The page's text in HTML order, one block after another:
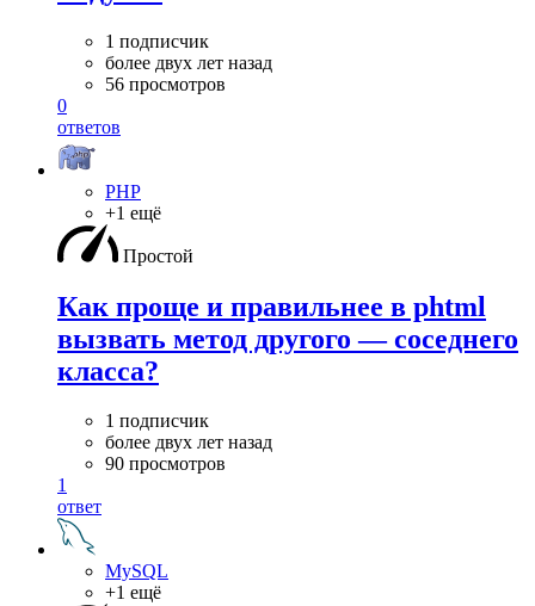
1 подписчик
более двух лет назад
56 просмотров
0
ответов
PHP
+1 ещё
Простой
Как проще и правильнее в phtml
вызвать метод другого — соседнего
класса?
1 подписчик
более двух лет назад
90 просмотров
1
ответ
MySQL
+1 ещё